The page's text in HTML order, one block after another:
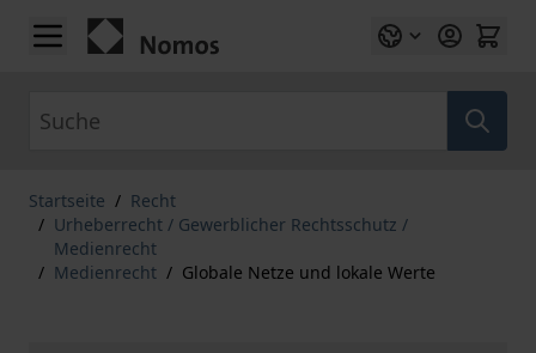
Zum Inhalt springen
Startseite / Recht
/ Urheberrecht / Gewerblicher Rechtsschutz /
Medienrecht
/ Medienrecht / Globale Netze und lokale Werte